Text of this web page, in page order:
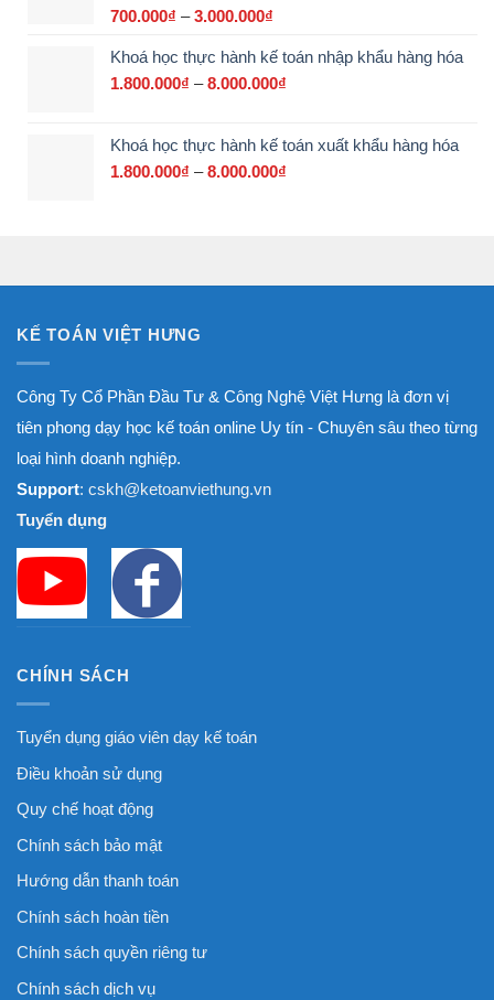
700.000₫ – 3.000.000₫
từ
700.000₫
Khoá học thực hành kế toán nhập khẩu hàng hóa
1.800.000₫ – 8.000.000₫
1.800.000₫
Khoá học thực hành kế toán xuất khẩu hàng hóa
1.800.000₫ – 8.000.000₫
KẾ TOÁN VIỆT HƯNG
Công Ty Cổ Phần Đầu Tư & Công Nghệ Việt Hưng là đơn vị
tiên phong dạy học kế toán online Uy tín - Chuyên sâu theo từng
loại hình doanh nghiệp.
Support: cskh@ketoanviethung.vn
Tuyển dụng
CHÍNH SÁCH
Tuyển dụng giáo viên dạy kế toán
Điều khoản sử dụng
Quy chế hoạt động
Chính sách bảo mật
Hướng dẫn thanh toán
Chính sách hoàn tiền
Chính sách quyền riêng tư
Chính sách dịch vụ